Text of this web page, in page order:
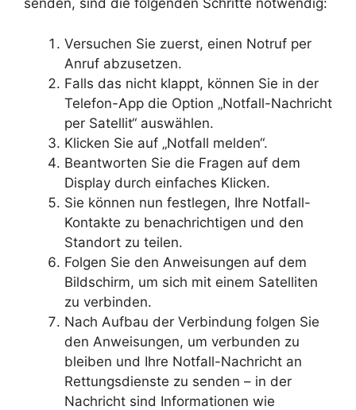
senden, sind die folgenden Schritte notwendig:
Versuchen Sie zuerst, einen Notruf per
Anruf abzusetzen.
Falls das nicht klappt, können Sie in der
Telefon-App die Option „Notfall-Nachricht
per Satellit“ auswählen.
Klicken Sie auf „Notfall melden“.
Beantworten Sie die Fragen auf dem
Display durch einfaches Klicken.
Sie können nun festlegen, Ihre Notfall-
Kontakte zu benachrichtigen und den
Standort zu teilen.
Folgen Sie den Anweisungen auf dem
Bildschirm, um sich mit einem Satelliten
zu verbinden.
Nach Aufbau der Verbindung folgen Sie
den Anweisungen, um verbunden zu
bleiben und Ihre Notfall-Nachricht an
Rettungsdienste zu senden – in der
Nachricht sind Informationen wie